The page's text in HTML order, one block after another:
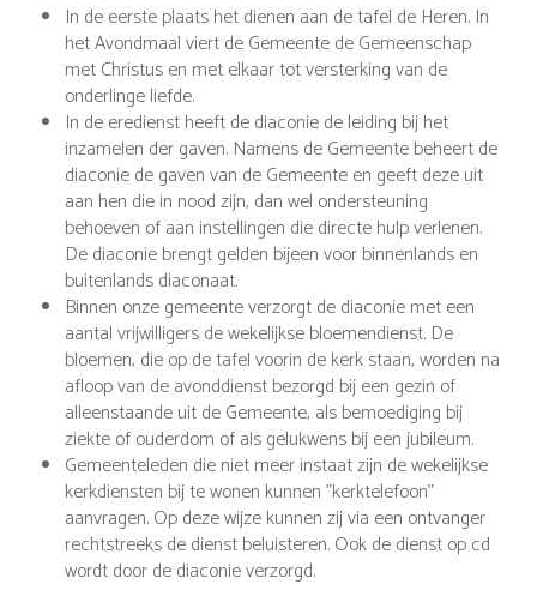
In de eerste plaats het dienen aan de tafel de Heren. In
het Avondmaal viert de Gemeente de Gemeenschap
met Christus en met elkaar tot versterking van de
onderlinge liefde.
In de eredienst heeft de diaconie de leiding bij het
inzamelen der gaven. Namens de Gemeente beheert de
diaconie de gaven van de Gemeente en geeft deze uit
aan hen die in nood zijn, dan wel ondersteuning
behoeven of aan instellingen die directe hulp verlenen.
De diaconie brengt gelden bijeen voor binnenlands en
buitenlands diaconaat.
Binnen onze gemeente verzorgt de diaconie met een
aantal vrijwilligers de wekelijkse bloemendienst. De
bloemen, die op de tafel voorin de kerk staan, worden na
afloop van de avonddienst bezorgd bij een gezin of
alleenstaande uit de Gemeente, als bemoediging bij
ziekte of ouderdom of als gelukwens bij een jubileum.
Gemeenteleden die niet meer instaat zijn de wekelijkse
kerkdiensten bij te wonen kunnen "kerktelefoon"
aanvragen. Op deze wijze kunnen zij via een ontvanger
rechtstreeks de dienst beluisteren. Ook de dienst op cd
wordt door de diaconie verzorgd.